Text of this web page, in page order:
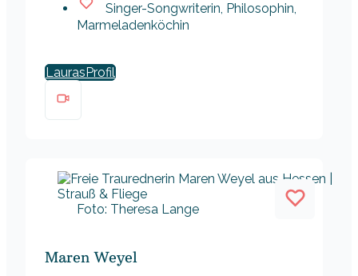
Singer-Songwriterin, Philosophin,
Marmeladenköchin
Lauras
Foto: Theresa Lange
Maren Weyel